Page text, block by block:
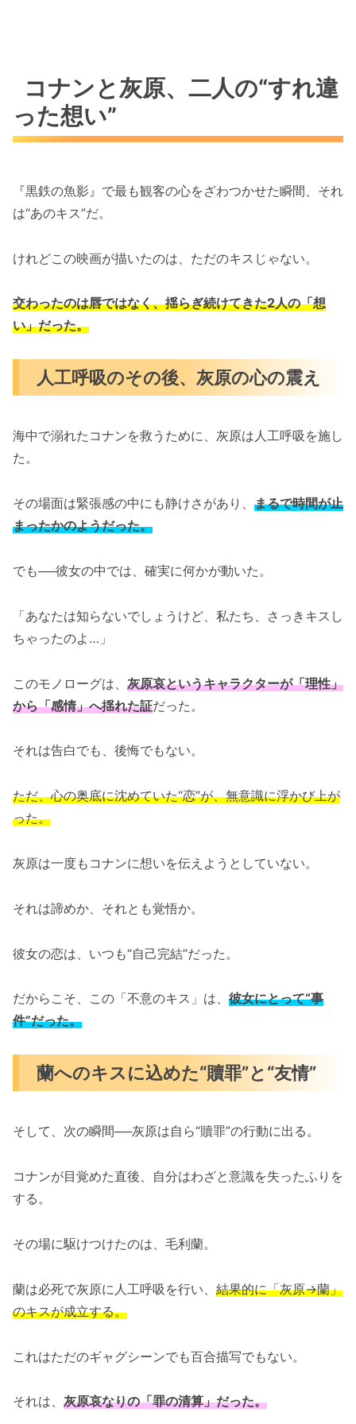
コナンと灰原、二人の“すれ違
った想い”
『黒鉄の魚影』で最も観客の心をざわつかせた瞬間、それ
は“あのキス”だ。
けれどこの映画が描いたのは、ただのキスじゃない。
交わったのは唇ではなく、揺らぎ続けてきた2人の「想
い」だった。
人工呼吸のその後、灰原の心の震え
海中で溺れたコナンを救うために、灰原は人工呼吸を施し
た。
その場面は緊張感の中にも静けさがあり、 まるで時間が止
まったかのようだった。
でも──彼女の中では、確実に何かが動いた。
「あなたは知らないでしょうけど、私たち、さっきキスし
ちゃったのよ…」
このモノローグは、 灰原哀というキャラクターが「理性」
から「感情」へ揺れた証だった。
それは告白でも、後悔でもない。
ただ、心の奥底に沈めていた“恋”が、無意識に浮かび上が
った。
灰原は一度もコナンに想いを伝えようとしていない。
それは諦めか、それとも覚悟か。
彼女の恋は、いつも“自己完結”だった。
だからこそ、この「不意のキス」は、 彼女にとって“事
件”だった。
蘭へのキスに込めた“贖罪”と“友情”
そして、次の瞬間──灰原は自ら“贖罪”の行動に出る。
コナンが目覚めた直後、自分はわざと意識を失ったふりを
する。
その場に駆けつけたのは、毛利蘭。
蘭は必死で灰原に人工呼吸を行い、 結果的に「灰原→蘭」
のキスが成立する。
これはただのギャグシーンでも百合描写でもない。
それは、 灰原哀なりの「罪の清算」だった。